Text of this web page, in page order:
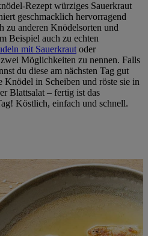
Rezept würziges Sauerkraut
geschmacklich hervorragend
zu anderen Knödelsorten und
Beispiel auch zu echten
mit Sauerkraut oder
Möglichkeiten zu nennen. Falls
du diese am nächsten Tag gut
Knödel in Scheiben und röste sie in
Blattsalat – fertig ist das
Köstlich, einfach und schnell.